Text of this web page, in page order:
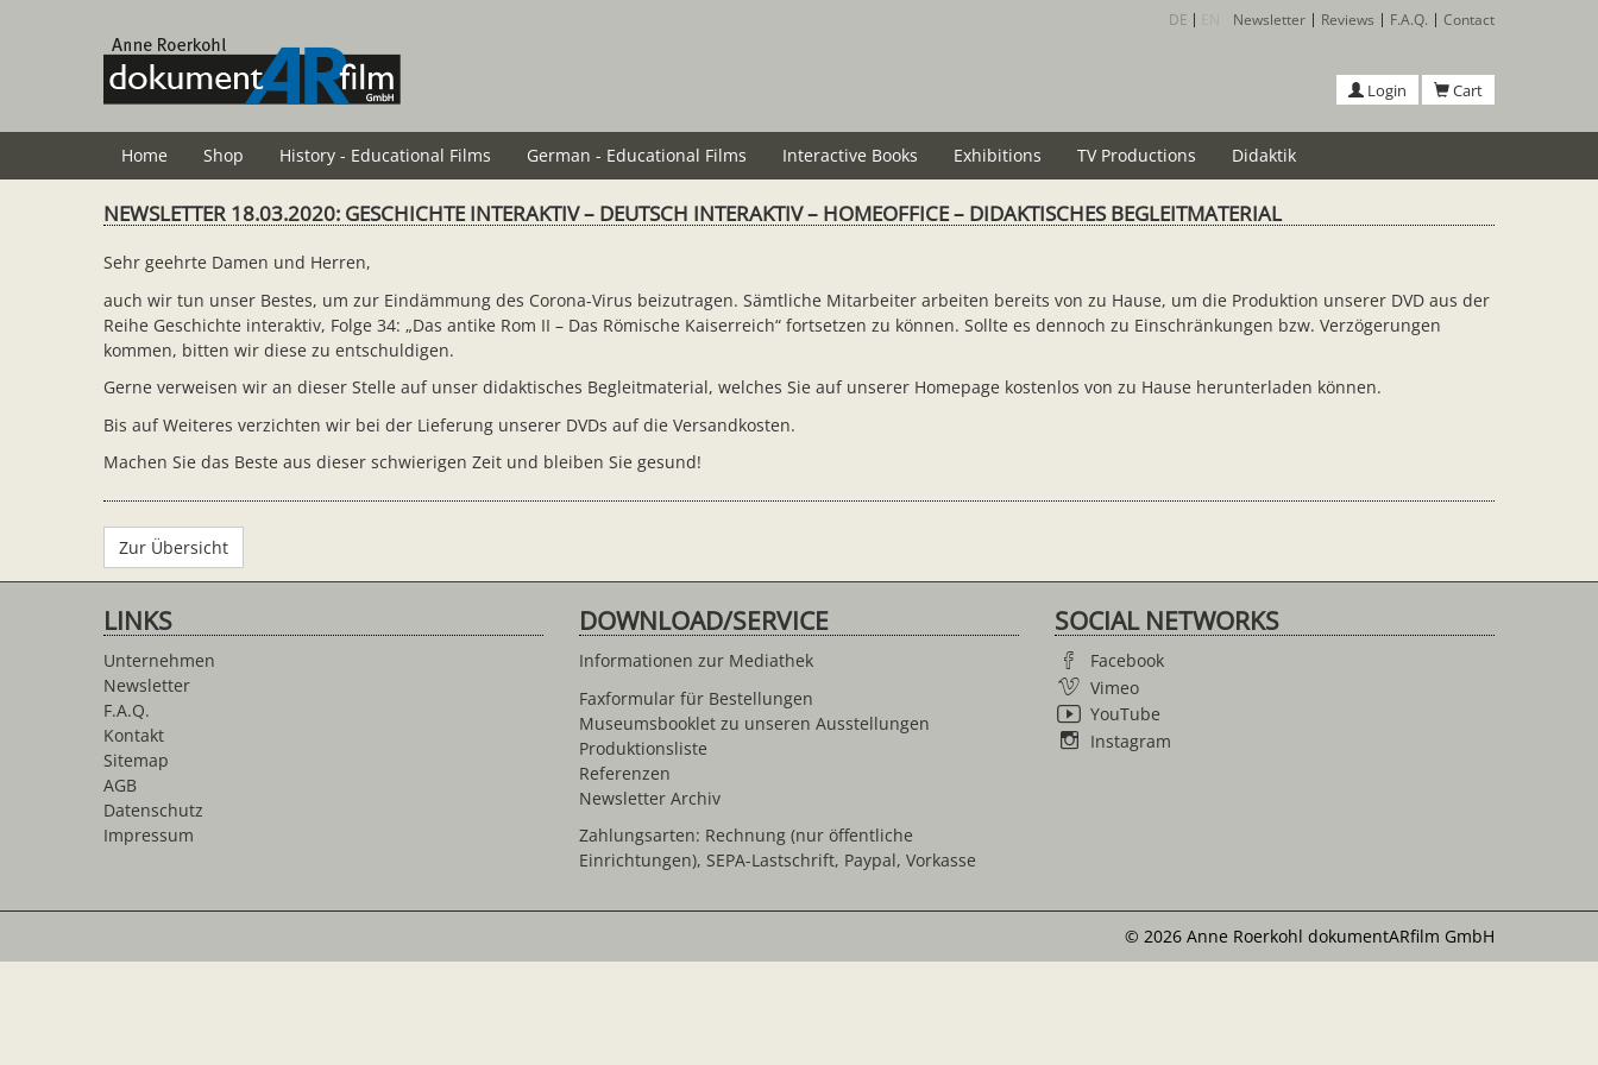
DE Newsletter Reviews F.A.Q. Contact
Login Cart
Home Shop History - Educational Films German - Educational Films Interactive Books Exhibitions TV Productions Didaktik
NEWSLETTER 18.03.2020: GESCHICHTE INTERAKTIV – DEUTSCH INTERAKTIV – HOMEOFFICE – DIDAKTISCHES BEGLEITMATERIAL
Sehr geehrte Damen und Herren,
auch wir tun unser Bestes, um zur Eindämmung des Corona-Virus beizutragen. Sämtliche Mitarbeiter arbeiten bereits von zu Hause, um die Produktion unserer DVD aus der
Reihe Geschichte interaktiv, Folge 34: „Das antike Rom II – Das Römische Kaiserreich“ fortsetzen zu können. Sollte es dennoch zu Einschränkungen bzw. Verzögerungen
kommen, bitten wir diese zu entschuldigen.
Gerne verweisen wir an dieser Stelle auf unser didaktisches Begleitmaterial, welches Sie auf unserer Homepage kostenlos von zu Hause herunterladen können.
Bis auf Weiteres verzichten wir bei der Lieferung unserer DVDs auf die Versandkosten.
Machen Sie das Beste aus dieser schwierigen Zeit und bleiben Sie gesund!
Zur Übersicht
LINKS
Unternehmen
Newsletter
F.A.Q.
Kontakt
Sitemap
AGB
Datenschutz
Impressum
DOWNLOAD/SERVICE
Informationen zur Mediathek
Faxformular für Bestellungen
Museumsbooklet zu unseren Ausstellungen
Produktionsliste
Referenzen
Newsletter Archiv
Zahlungsarten: Rechnung (nur öffentliche
Einrichtungen), SEPA-Lastschrift, Paypal, Vorkasse
SOCIAL NETWORKS
Facebook
Vimeo
YouTube
Instagram
© 2026 Anne Roerkohl dokumentARfilm GmbH